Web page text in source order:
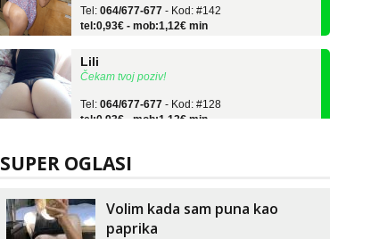
tel:0,93€ - mob:1,12€ min
Čekam tvoj poziv!
064/677-677
tel:0,93€ - mob:1,12€ min
SUPER OGLASI
Volim kada sam puna kao
paprika